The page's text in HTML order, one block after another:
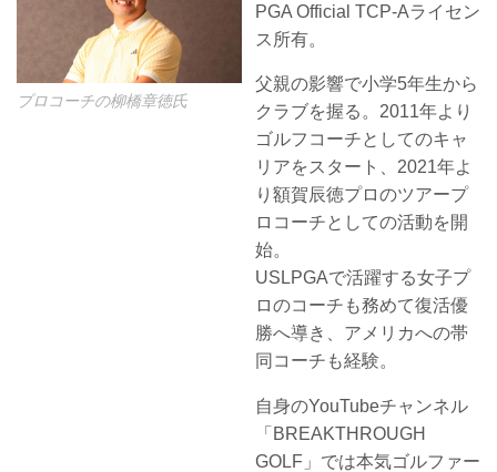
プロコーチの柳橋章徳氏
PGA Official TCP-Aライセン
ス所有。
父親の影響で小学5年生から
クラブを握る。2011年より
ゴルフコーチとしてのキャ
リアをスタート、2021年よ
り額賀辰徳プロのツアープ
ロコーチとしての活動を開
始。
USLPGAで活躍する女子プ
ロのコーチも務めて復活優
勝へ導き、アメリカへの帯
同コーチも経験。
自身のYouTubeチャンネル
「BREAKTHROUGH
GOLF」では本気ゴルファー